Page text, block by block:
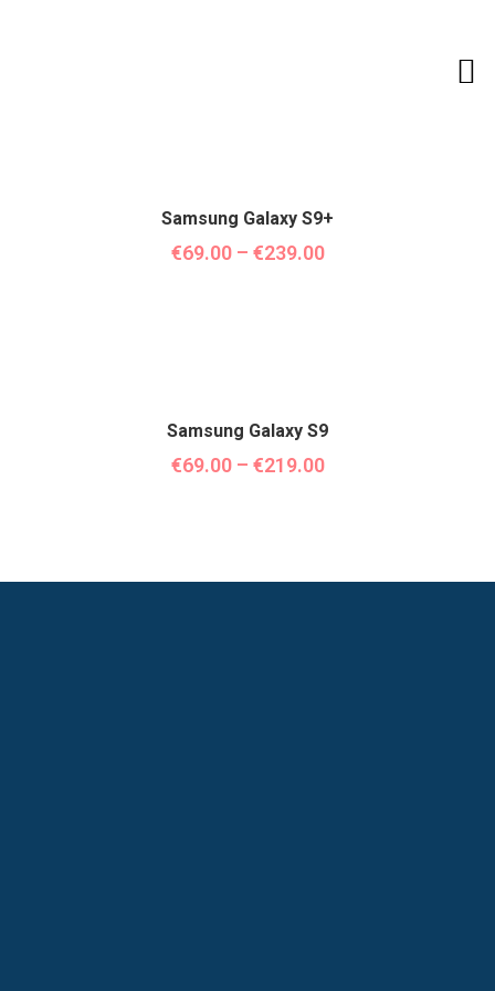
Samsung Galaxy S9+
€69.00– €239.00
Samsung Galaxy S9
€69.00– €219.00